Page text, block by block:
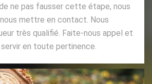
ne pas fausser cette étape, nous
mettre en contact. Nous
très qualifié. Faite-nous appel et
en toute pertinence.